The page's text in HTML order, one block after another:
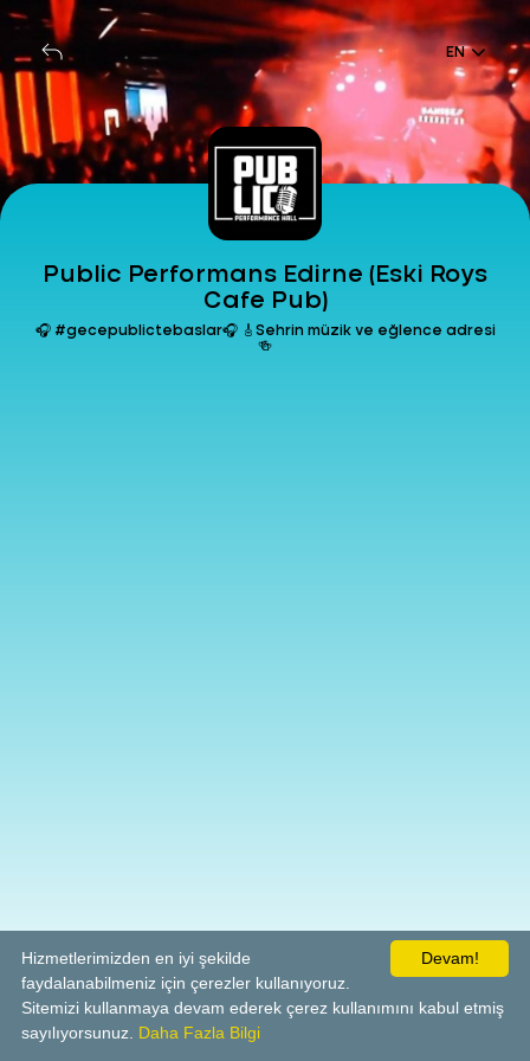
EN
Public Performans Edirne (Eski Roys
Cafe Pub)
🎧 #gecepublictebaslar🎧 🎸Sehrin müzik ve eğlence adresi
🍻
Devam!
Hizmetlerimizden en iyi şekilde
faydalanabilmeniz için çerezler kullanıyoruz.
Sitemizi kullanmaya devam ederek çerez kullanımını kabul etmiş
sayılıyorsunuz. Daha Fazla Bilgi